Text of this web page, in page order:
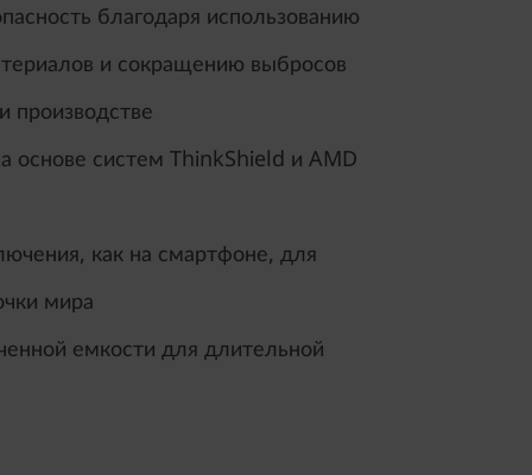
благодаря использованию
и сокращению выбросов
производстве
основе систем ThinkShield и AMD
как на смартфоне, для
мира
емкости для длительной